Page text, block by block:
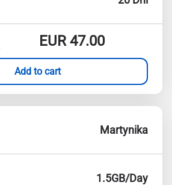
EUR47.00
Add to cart
Martynika
1.5GB/Day